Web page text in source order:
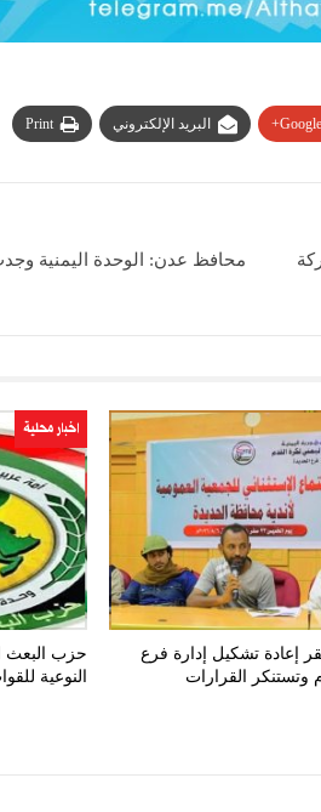
Google+ البريد الإلكتروني Print
محافظ عدن: الوحدة اليمنية
تقر إعادة تشكيل إدارة فرع
وتستنكر القرارات
اخبار محلية
حزب البعث
النوعية